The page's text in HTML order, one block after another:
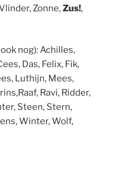
Zonne,Zus!,
nog): Achilles,
Das, Felix, Fik,
Luthijn, Mees,
Ravi, Ridder,
Steen, Stern,
Winter, Wolf,